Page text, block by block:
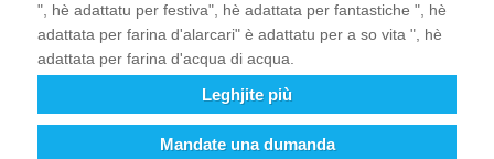
", hè adattatu per festiva", hè adattata per fantastiche ", hè
adattata per farina d'alarcari" è adattatu per a so vita ", hè
adattata per farina d'acqua di acqua.
Leghjite più
Mandate una dumanda